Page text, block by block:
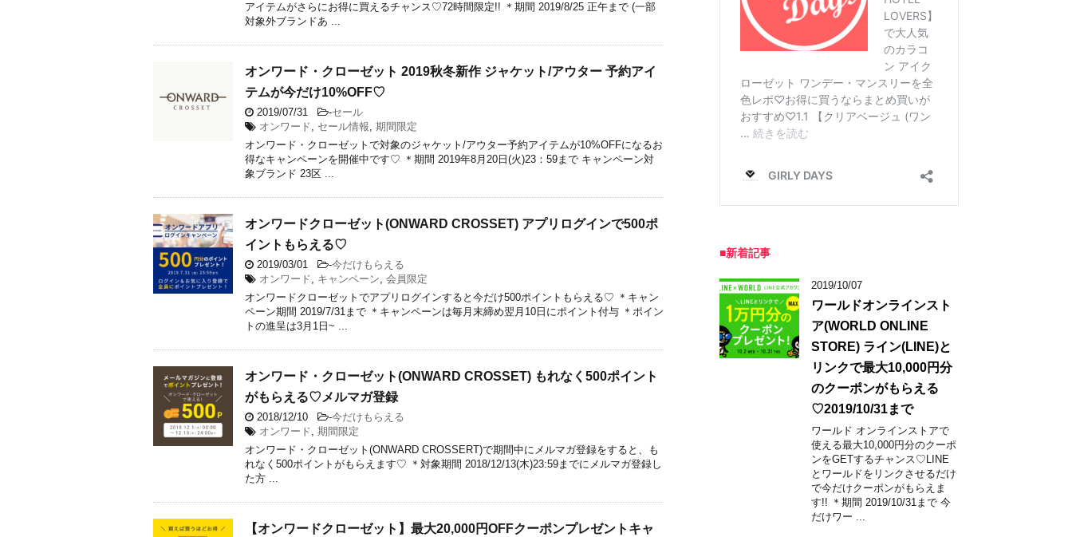
アイテムがさらにお得に買えるチャンス♡72時間限定!! ＊期間 2019/8/25 正午まで (一部
対象外ブランドあ ...
オンワード・クローゼット 2019秋冬新作 ジャケット/アウター 予約アイ
テムが今だけ10%OFF♡
2019/07/31 -セール
オンワード, セール情報, 期間限定
オンワード・クローゼットで対象のジャケット/アウター予約アイテムが10%OFFになるお
得なキャンペーンを開催中です♡ ＊期間 2019年8月20日(火)23：59まで キャンペーン対
象ブランド 23区 ...
オンワードクローゼット(ONWARD CROSSET) アプリログインで500ポ
イントもらえる♡
2019/03/01 -今だけもらえる
オンワード, キャンペーン, 会員限定
オンワードクローゼットでアプリログインすると今だけ500ポイントもらえる♡ ＊キャン
ペーン期間 2019/7/31まで ＊キャンペーンは毎月末締め翌月10日にポイント付与 ＊ポイン
トの進呈は3月1日~ ...
オンワード・クローゼット(ONWARD CROSSET) もれなく500ポイント
がもらえる♡メルマガ登録
2018/12/10 -今だけもらえる
オンワード, 期間限定
オンワード・クローゼット(ONWARD CROSSERT)で期間中にメルマガ登録をすると、も
れなく500ポイントがもらえます♡ ＊対象期間 2018/12/13(木)23:59までにメルマガ登録し
た方 ...
【オンワードクローゼット】最大20,000円OFFクーポンプレゼントキャ
■新着記事
2019/10/07
ワールドオンラインスト
ア(WORLD ONLINE
STORE) ライン(LINE)と
リンクで最大10,000円分
のクーポンがもらえる
♡2019/10/31まで
ワールド オンラインストアで
使える最大10,000円分のクーポ
ンをGETするチャンス♡LINE
とワールドをリンクさせるだけ
で今だけクーポンがもらえま
す!! ＊期間 2019/10/31まで 今
だけワー ...